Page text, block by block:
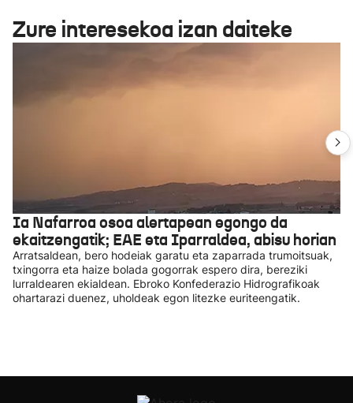
Zure interesekoa izan daiteke
Ia Nafarroa osoa alertapean egongo da
ekaitzengatik; EAE eta Iparraldea, abisu horian
Arratsaldean, bero hodeiak garatu eta zaparrada trumoitsuak,
txingorra eta haize bolada gogorrak espero dira, bereziki
lurraldearen ekialdean. Ebroko Konfederazio Hidrografikoak
ohartarazi duenez, uholdeak egon litezke euriteengatik.